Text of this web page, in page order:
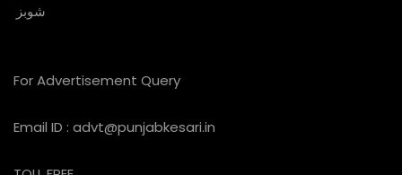
شوبز
For Advertisement Query
Email ID : advt@punjabkesari.in